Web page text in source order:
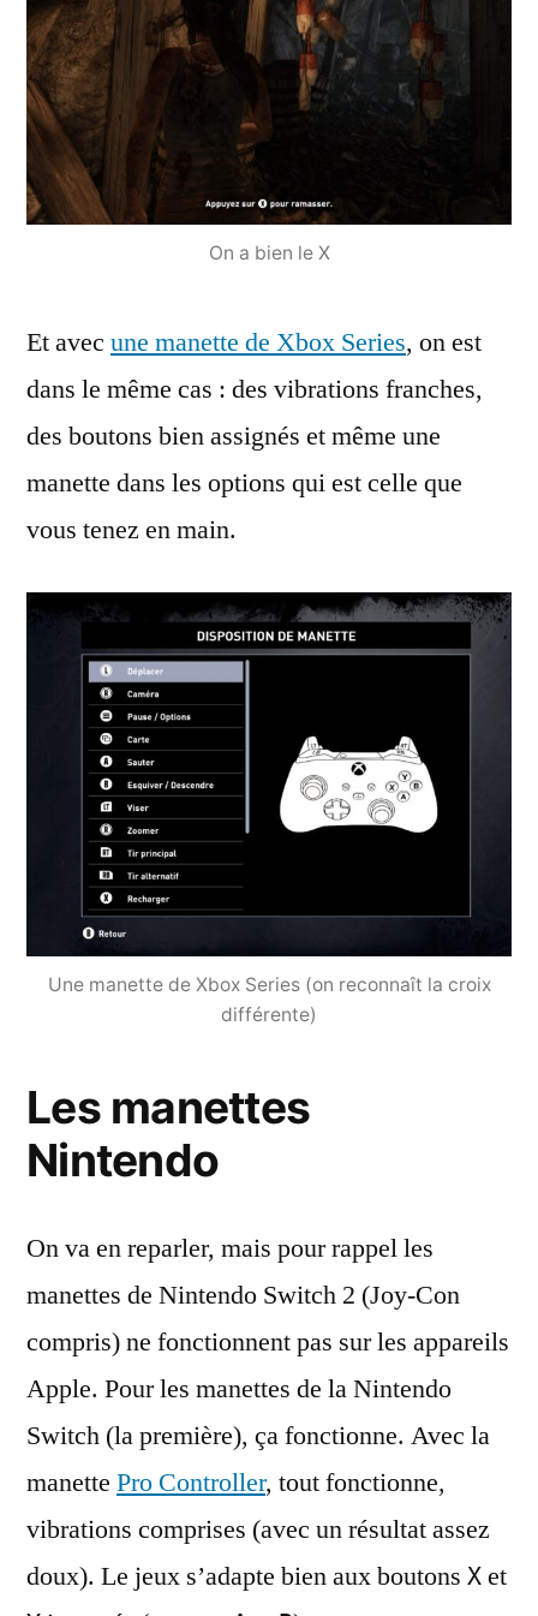
On a bien le X
Et avec une manette de Xbox Series, on est
dans le même cas : des vibrations franches,
des boutons bien assignés et même une
manette dans les options qui est celle que
vous tenez en main.
Une manette de Xbox Series (on reconnaît la croix
différente)
Les manettes
Nintendo
On va en reparler, mais pour rappel les
manettes de Nintendo Switch 2 (Joy-Con
compris) ne fonctionnent pas sur les appareils
Apple. Pour les manettes de la Nintendo
Switch (la première), ça fonctionne. Avec la
manette Pro Controller, tout fonctionne,
vibrations comprises (avec un résultat assez
doux). Le jeux s’adapte bien aux boutons X et